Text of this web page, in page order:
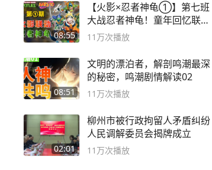
08:55
【火影×忍者神龟①】第七班
大战忍者神龟！童年回忆联动
论武？
11万次播放
08:51
文明的漂泊者，解剖鸣潮最深
的秘密，鸣潮剧情解读02
11万次播放
02:01
柳州市被行政拘留人矛盾纠纷
人民调解委员会揭牌成立
11万次播放